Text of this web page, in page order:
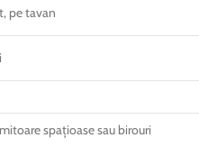
pe tavan
spațioase sau birouri